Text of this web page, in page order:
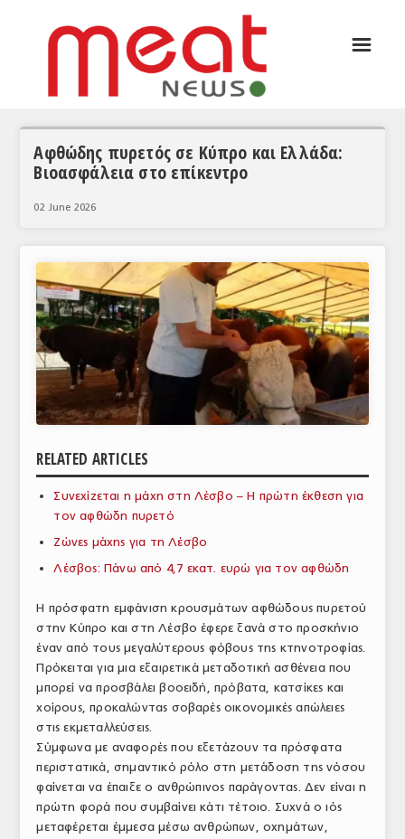
ΣΥΝΕΝΤΕΥΞΕΙΣ
ΘΕΜΑΤΑ
ΚΟΣΜΟΣ
ΕΙΔΗΣΕΙΣ
ΕΥΡΩΠΑΪΚΕΣ ΑΠΟΦΑΣΕΙΣ
ΘΕΜΑΤΑ
ΕΜΠΟΡΙΚΟΣ ΚΑΤΑΛΟΓΟΣ
ΠΑΡΑΓΩΓΗ & ΕΜΠΟΡΙΑ
ΣΦΑΓΕΙΑ
ΠΡΩΤΕΣ ΥΛΕΣ
ΕΞΟΠΛΙΣΜΟΣ
ΥΠΗΡΕΣΙΕΣ
ΕΜΠΟΡΙΚΟΙ ΑΝΤΙΠΡΟΣΩΠΟΙ
ΕΛΛΗΝΙΚΗ ΝΟΜΟΘΕΣΙΑ
ΕΥΡΩΠΑΪΚΗ ΝΟΜΟΘΕΣΙΑ
ΤΟ ΠΕΡΙΟΔΙΚΟ
☰
Αφθώδης πυρετός σε Κύπρο και Ελλάδα:
Βιοασφάλεια στο επίκεντρο
02 June 2026
RELATED ARTICLES
Συνεχίζεται η μάχη στη Λέσβο – Η πρώτη έκθεση για
τον αφθώδη πυρετό
Ζώνες μάχης για τη Λέσβο
Λέσβος: Πάνω από 4,7 εκατ. ευρώ για τον αφθώδη
Η πρόσφατη εμφάνιση κρουσμάτων αφθώδους πυρετού
στην Κύπρο και στη Λέσβο έφερε ξανά στο προσκήνιο
έναν από τους μεγαλύτερους φόβους της κτηνοτροφίας.
Πρόκειται για μια εξαιρετικά μεταδοτική ασθένεια που
μπορεί να προσβάλει βοοειδή, πρόβατα, κατσίκες και
χοίρους, προκαλώντας σοβαρές οικονομικές απώλειες
στις εκμεταλλεύσεις.
Σύμφωνα με αναφορές που εξετάζουν τα πρόσφατα
περιστατικά, σημαντικό ρόλο στη μετάδοση της νόσου
φαίνεται να έπαιξε ο ανθρώπινος παράγοντας. Δεν είναι η
πρώτη φορά που συμβαίνει κάτι τέτοιο. Συχνά ο ιός
μεταφέρεται έμμεσα μέσω ανθρώπων, οχημάτων,